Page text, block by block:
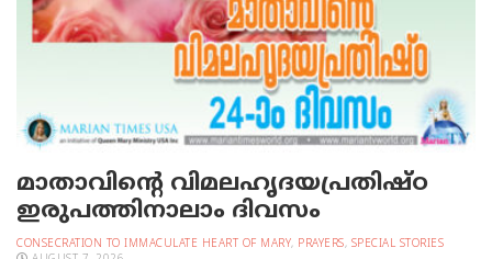
മാതാവിന്റെ വിമലഹൃദയപ്രതിഷ്ഠ
ഇരുപത്തിനാലാം ദിവസം
CONSECRATION TO IMMACULATE HEART OF MARY, PRAYERS, SPECIAL STORIES